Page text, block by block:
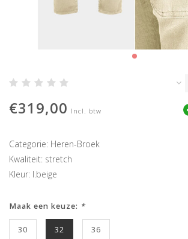
€319,00 Incl. btw
Categorie: Heren-Broek
Kwaliteit: stretch
Kleur: l.beige
Maak een keuze: *
30 32 36